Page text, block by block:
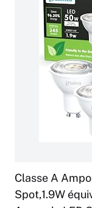
Classe A
Spot,1.9W